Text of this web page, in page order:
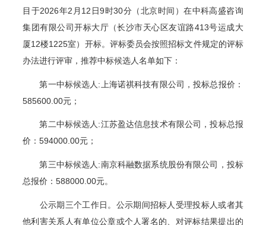
目于2026年2 月 12 日9时30分（北京时间）在中科高盛咨询
集团有限公司开标大厅（长沙市天心区友谊路413号运成大
厦12楼1225室） 开标。评标委员会按照招标文件规定的评标
办法进行评审，推荐中标候选人名单如下：
第一中标候选人 :上海诺祺科技有限公司，投标总报价：
585600.00元；
第二中标候选人:江苏盈达信息技术有限公司，投标总报
价：594000.00元；
第三中标候选人 :南京科融数据系统股份有限公司，投标
总报价：588000.00元。
公示期三个工作日。公示期间招标人受理投标人或者其
他利害关系人有单位公章或个人署名的、对评标结果提出的